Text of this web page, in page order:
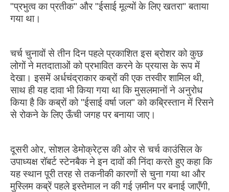
"प्रभुत्व का प्रतीक" और "ईसाई मूल्यों के लिए खतरा" बताया
गया था।
चर्च चुनावों से तीन दिन पहले प्रकाशित इस ब्रोशर को कुछ
लोगों ने मतदाताओं को प्रभावित करने के प्रयास के रूप में
देखा। इसमें अर्धचंद्राकार कब्रों की एक तस्वीर शामिल थी,
साथ ही यह दावा भी किया गया था कि मुसलमानों ने अनुरोध
किया है कि कब्रों को "ईसाई वर्षा जल" को कब्रिस्तान में रिसने
से रोकने के लिए ऊँची जगह पर बनाया जाए।
दूसरी ओर, सोशल डेमोक्रेट्स की ओर से चर्च काउंसिल के
उपाध्यक्ष रॉबर्ट स्टेनबैक ने इन दावों की निंदा करते हुए कहा कि
यह स्थान पूरी तरह से तकनीकी कारणों से चुना गया था और
मुस्लिम कब्रें पहले इस्तेमाल न की गई ज़मीन पर बनाई जाएँगी,